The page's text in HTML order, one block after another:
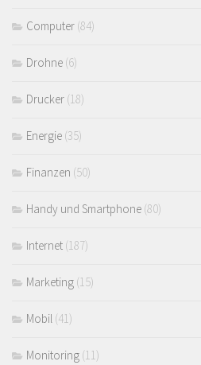
Computer (84)
Drohne (6)
Drucker (18)
Energie (35)
Finanzen (50)
Handy und Smartphone (80)
Internet (187)
Marketing (15)
Mobil (41)
Monitoring (11)